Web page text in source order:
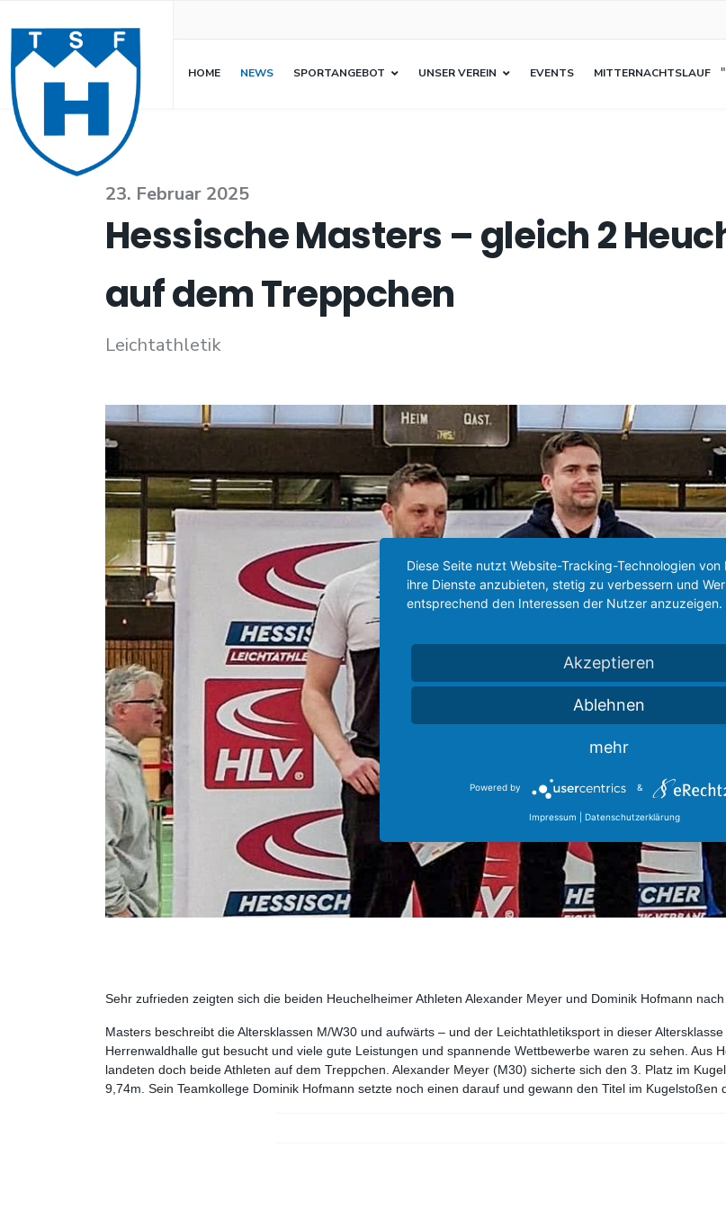
HOME NEWS SPORTANGEBOT UNSER VEREIN EVENTS MITTERNACHTSLAUF
Hessische Masters – gleich 2
auf dem Treppchen
Leichtathletik
23. Februar 2025
Sehr zufrieden zeigten sich die beiden Heuchelheimer Athleten Alexander Meyer und Dominik Hofmann
Masters beschreibt die Altersklassen M/W30 und aufwärts – und der Leichtathletiksport in dieser
Herrenwaldhalle gut besucht und viele gute Leistungen und spannende Wettbewerbe waren zu sehen. Aus
landeten doch beide Athleten auf dem Treppchen. Alexander Meyer (M30) sicherte sich den 3. Platz im
9,74m. Sein Teamkollege Dominik Hofmann setzte noch einen darauf und gewann den Titel im Kugelstoßen
Diese Seite nutzt Website-Tracking-Technologien von
ihre Dienste anzubieten, stetig zu verbessern und
entsprechend den Interessen der Nutzer anzuzeigen.
Akzeptieren
Ablehnen
mehr
Powered by &
Impressum Datenschutzerklärung